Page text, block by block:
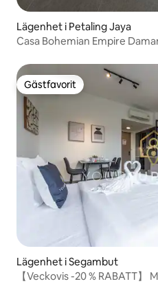
Lägenhet i Petaling Jaya
Casa Bohemian Empire
Gästfavorit
Gästfavorit
Lägenhet i Segambut
【Veckovis -20 % RABATT】